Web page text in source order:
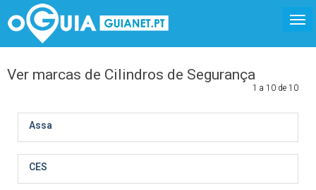
Ver marcas de Cilindros de Segurança
1 a 10 de 10
Assa
CES